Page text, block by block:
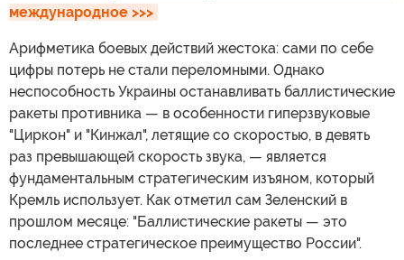
международное >>>
Арифметика боевых действий жестока: сами по себе
цифры потерь не стали переломными. Однако
неспособность Украины останавливать баллистические
ракеты противника — в особенности гиперзвуковые
"Циркон" и "Кинжал", летящие со скоростью, в девять
раз превышающей скорость звука, — является
фундаментальным стратегическим изъяном, который
Кремль использует. Как отметил сам Зеленский в
прошлом месяце: "Баллистические ракеты — это
последнее стратегическое преимущество России".